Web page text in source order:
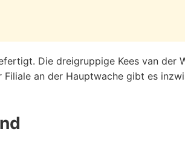
Die dreigruppige Kees van der
an der Hauptwache gibt es